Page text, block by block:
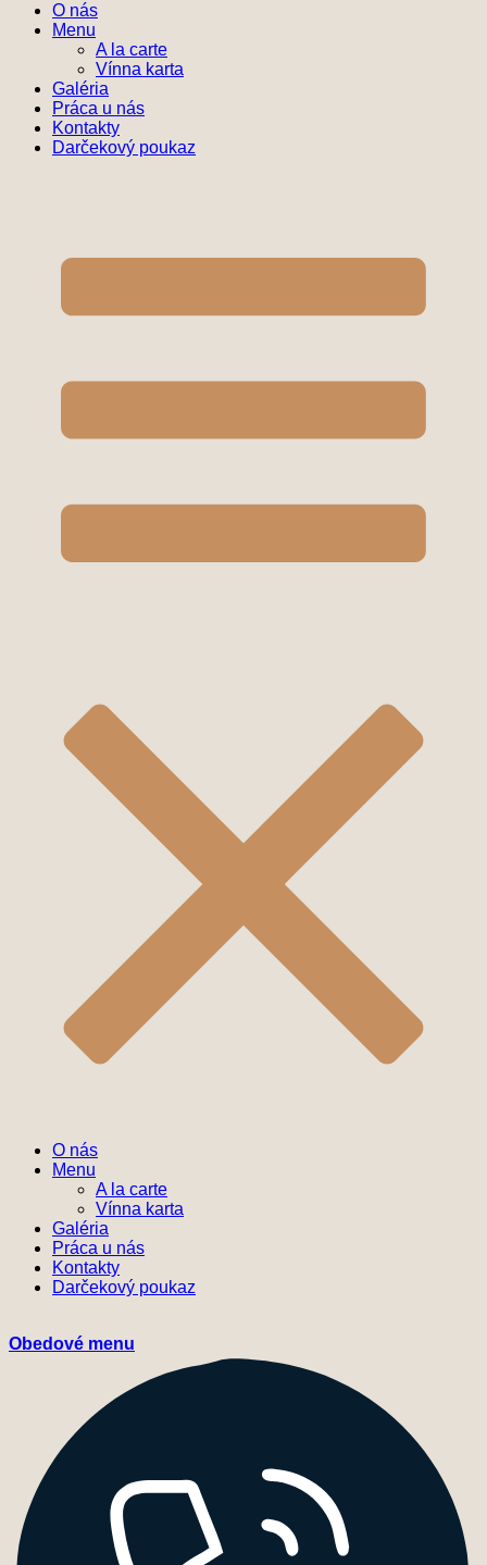
O nás
Menu
A la carte
Vínna karta
Galéria
Práca u nás
Kontakty
Darčekový poukaz
O nás
Menu
A la carte
Vínna karta
Galéria
Práca u nás
Kontakty
Darčekový poukaz
Obedové menu